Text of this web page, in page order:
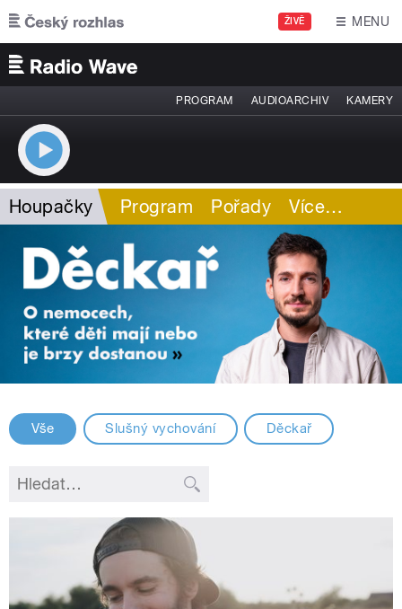
Přejít k hlavnímu obsahu
ŽIVĚ MENU
PROGRAM AUDIOARCHIV KAMERY
Houpačky Program Pořady Více…
Vše Slušný vychování Děckař